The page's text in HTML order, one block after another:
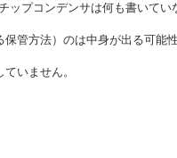
ップコンデンサは何も書いてい
管方法）のは中身が出る可能
いません。